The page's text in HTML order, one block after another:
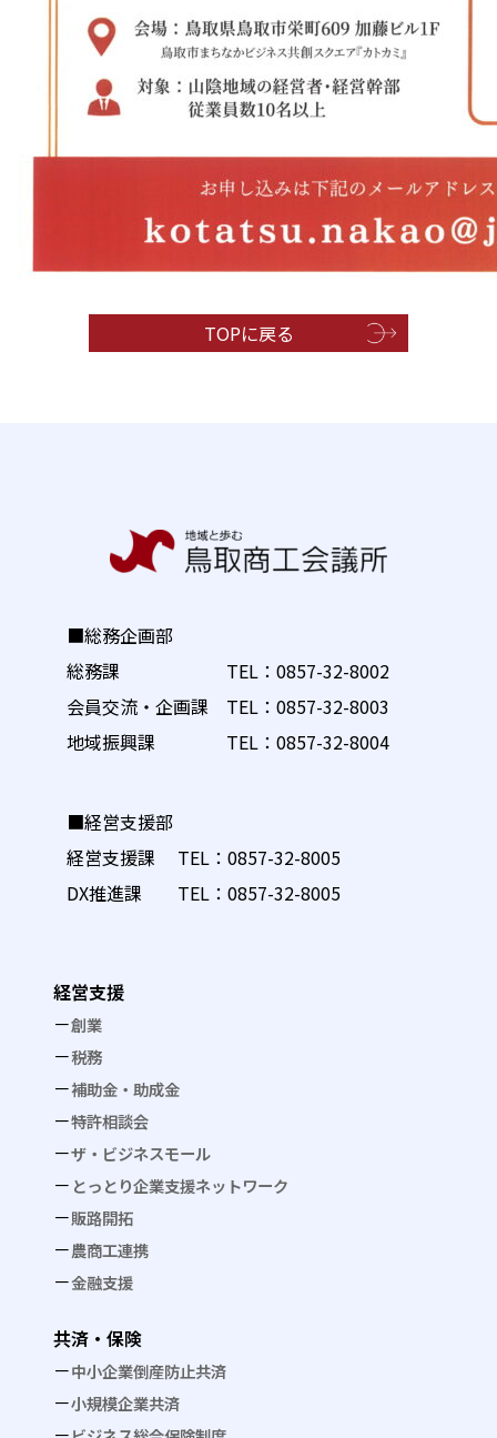
TOPに戻る
■総務企画部
総務課 TEL： 0857-32-8002
会員交流・企画課 TEL： 0857-32-8003
地域振興課 TEL： 0857-32-8004
■経営支援部
経営支援課 TEL： 0857-32-8005
DX推進課 TEL： 0857-32-8005
経営支援
創業
税務
補助金・助成金
特許相談会
ザ・ビジネスモール
とっとり企業支援ネットワーク
販路開拓
農商工連携
金融支援
共済・保険
中小企業倒産防止共済
小規模企業共済